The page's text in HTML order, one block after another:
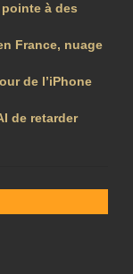
pointe à des
France, nuage
de l’iPhone
de retarder